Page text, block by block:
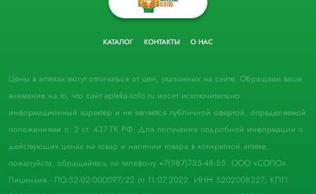
КАТАЛОГ КОНТАКТЫ О НАС
Цены в аптеках могут отличаться от цен, указанных на сайте. Обращаем ваше
внимание на то, что сайт apteka-solo.ru носит исключительно
информационный характер и не является публичной офертой, определяемой
положениями п. 2 ст. 437 ГК РФ. Для получения подробной информации о
действующих ценах на товар и наличии товара в конкретной аптеке,
пожалуйста, обращайтесь по телефону +7(987)755-48-55. ООО «СОЛО».
Лицензия - ЛО-52-02-000097/22 от 11.07.2022. ИНН 5202008227; КПП